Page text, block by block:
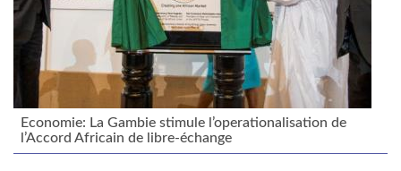
Economie: La Gambie stimule l’operationalisation de
l’Accord Africain de libre-échange